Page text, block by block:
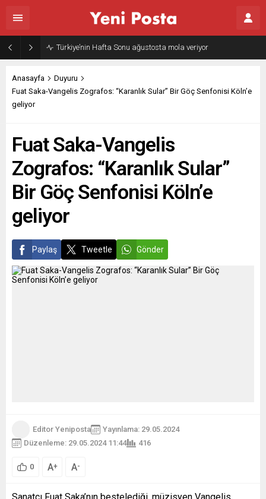
Türkiye’nin Hafta Sonu ağustosta mola veriyor
Anasayfa
Duyuru
Fuat Saka-Vangelis Zografos: “Karanlık Sular” Bir Göç Senfonisi Köln’e
geliyor
Fuat Saka-Vangelis
Zografos: “Karanlık Sular”
Bir Göç Senfonisi Köln’e
geliyor
Paylaş Tweetle Gönder
Editor Yeniposta
Yayınlama: 29.05.2024
Düzenleme: 29.05.2024 11:44
416
0 A+ A-
Sanatçı Fuat Saka’nın bestelediği, müzisyen Vangelis